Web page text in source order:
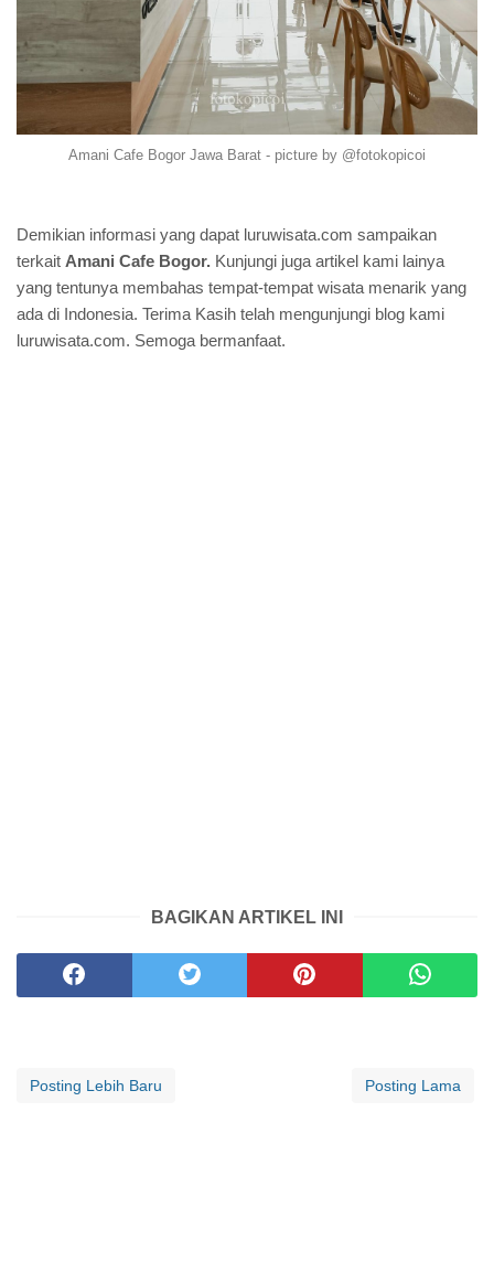
Amani Cafe Bogor Jawa Barat - picture by @fotokopicoi
Demikian informasi yang dapat luruwisata.com sampaikan
terkait Amani Cafe Bogor. Kunjungi juga artikel kami lainya
yang tentunya membahas tempat-tempat wisata menarik yang
ada di Indonesia. Terima Kasih telah mengunjungi blog kami
luruwisata.com. Semoga bermanfaat.
BAGIKAN ARTIKEL INI
Posting Lebih Baru Posting Lama